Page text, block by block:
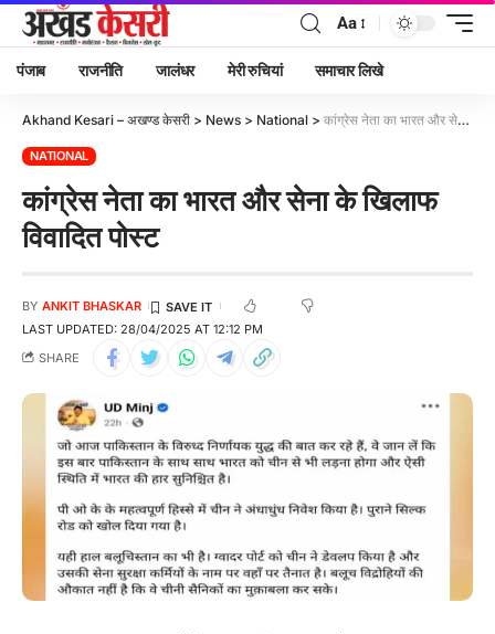
Aa
पंजाब राजनीति जालंधर मेरी रुचियां समाचार लिखे
Akhand Kesari – अखण्ड केसरी > News > National > कांग्रेस नेता का भारत और सेना के खिलाफ विवादित पोस्ट
NATIONAL
कांग्रेस नेता का भारत और सेना के खिलाफ
विवादित पोस्ट
LAST UPDATED: 28/04/2025 AT 12:12 PM
BY ANKIT BHASKAR
SHARE